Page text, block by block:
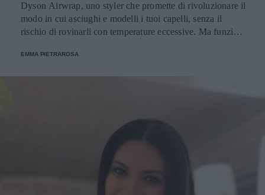
Dyson Airwrap, uno styler che promette di rivoluzionare il
modo in cui asciughi e modelli i tuoi capelli, senza il
rischio di rovinarli con temperature eccessive. Ma funziona
EMMA PIETRAROSA